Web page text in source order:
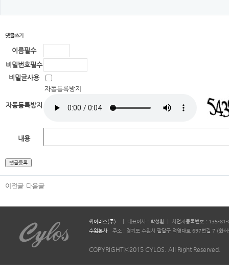
댓글쓰기
이름필수
비밀번호필수
비밀글사용
자동등록방지
자동등록방지
내용
이전글 다음글
싸이러스(주)
ㅣ 대표이사 : 박성환 ㅣ 사업자등록번호 : 135-
수원본사
주소 : 경기도 수원시 팔달구 덕영대로 697번길 7 (
COPYRIGHTⓒ2015 CYLOS. All Right Reserved.